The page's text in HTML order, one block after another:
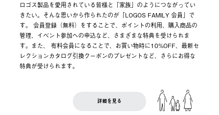
ロゴス製品を愛用されている皆様と「家族」のようにつながってい
きたい。そんな思いから作られたのが「LOGOS FAMILY 会員」で
す。 会員登録（無料）をすることで、ポイントの利用、購入商品の
管理、イベント参加への申込など、さまざまな特典を受けられま
す。また、 有料会員になることで、お買い物時に10%OFF、最新セ
レクションカタログ引換クーポンのプレゼントなど、さらにお得な
特典が受けられます。
詳細を見る